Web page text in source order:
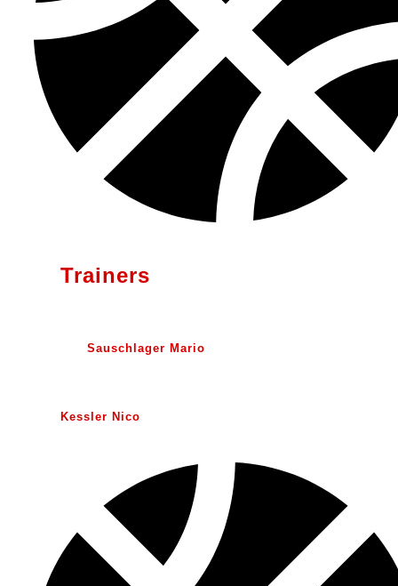
Trainers
Sauschlager Mario
Kessler Nico